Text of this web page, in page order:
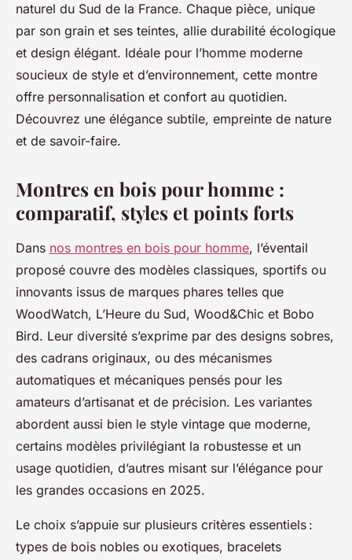
naturel du Sud de la France. Chaque pièce, unique
par son grain et ses teintes, allie durabilité écologique
et design élégant. Idéale pour l’homme moderne
soucieux de style et d’environnement, cette montre
offre personnalisation et confort au quotidien.
Découvrez une élégance subtile, empreinte de nature
et de savoir-faire.
Montres en bois pour homme :
comparatif, styles et points forts
Dans nos montres en bois pour homme, l’éventail
proposé couvre des modèles classiques, sportifs ou
innovants issus de marques phares telles que
WoodWatch, L’Heure du Sud, Wood&Chic et Bobo
Bird. Leur diversité s’exprime par des designs sobres,
des cadrans originaux, ou des mécanismes
automatiques et mécaniques pensés pour les
amateurs d’artisanat et de précision. Les variantes
abordent aussi bien le style vintage que moderne,
certains modèles privilégiant la robustesse et un
usage quotidien, d’autres misant sur l’élégance pour
les grandes occasions en 2025.
Le choix s’appuie sur plusieurs critères essentiels :
types de bois nobles ou exotiques, bracelets